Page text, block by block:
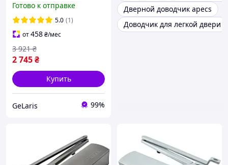
двери / Доводчик двери /
Доводчик для дверей
Готово к отправке
5.0 (1)
от458₴/мес
2 745₴
3 921 ₴
Купить
GeLaris 99%
Дверной доводчик apecs
Доводчик для легкой двери